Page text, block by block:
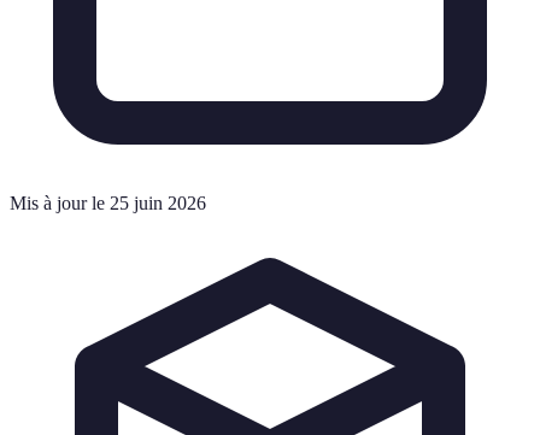
Mis à jour le 25 juin 2026